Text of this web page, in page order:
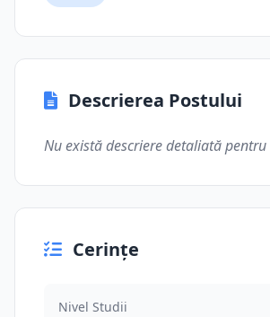
Descrierea Postului
Nu există descriere detaliată pentru
Cerințe
Nivel Studii